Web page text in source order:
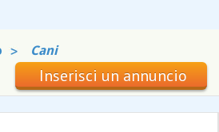
Cani
Inserisci un annuncio